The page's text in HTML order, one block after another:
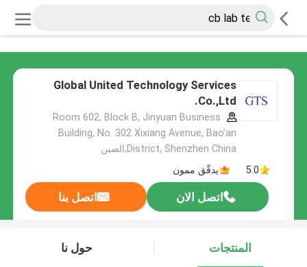
Global United Technology Services
Co.,Ltd.
Room 602, Block B, Jinyuan Business
Building, No. 302 Xixiang Avenue, Bao'an
District, Shenzhen China,الصين
5.0
يدقّق ممون
اتصل الان اتصل بنا
المنتجات حول نا